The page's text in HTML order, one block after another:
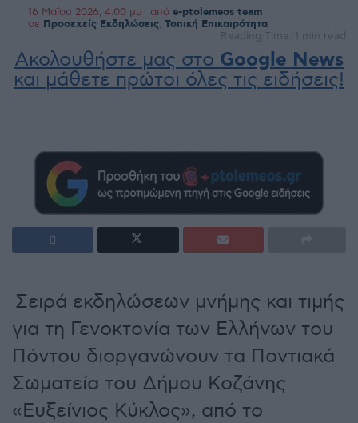
16 Μαΐου 2026, 4:00 μμ από e-ptolemeos team
σε Προσεχείς Εκδηλώσεις Τοπική Επικαιρότητα
Reading Time: 1 min read
Ακολουθήστε μας στο Google News
και μάθετε πρώτοι όλες τις ειδήσεις!
Σειρά εκδηλώσεων μνήμης και τιμής
για τη Γενοκτονία των Ελλήνων του
Πόντου διοργανώνουν τα Ποντιακά
Σωματεία του Δήμου Κοζάνης
«Ευξείνιος Κύκλος», από το